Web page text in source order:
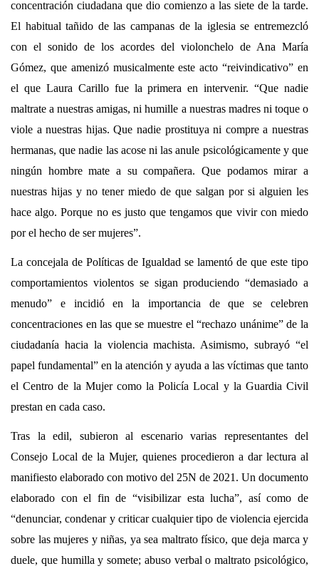
concentración ciudadana que dio comienzo a las siete de la tarde.
El habitual tañido de las campanas de la iglesia se entremezcló
con el sonido de los acordes del violonchelo de Ana María
Gómez, que amenizó musicalmente este acto “reivindicativo” en
el que Laura Carillo fue la primera en intervenir. “Que nadie
maltrate a nuestras amigas, ni humille a nuestras madres ni toque o
viole a nuestras hijas. Que nadie prostituya ni compre a nuestras
hermanas, que nadie las acose ni las anule psicológicamente y que
ningún hombre mate a su compañera. Que podamos mirar a
nuestras hijas y no tener miedo de que salgan por si alguien les
hace algo. Porque no es justo que tengamos que vivir con miedo
por el hecho de ser mujeres”.
La concejala de Políticas de Igualdad se lamentó de que este tipo
comportamientos violentos se sigan produciendo “demasiado a
menudo” e incidió en la importancia de que se celebren
concentraciones en las que se muestre el “rechazo unánime” de la
ciudadanía hacia la violencia machista. Asimismo, subrayó “el
papel fundamental” en la atención y ayuda a las víctimas que tanto
el Centro de la Mujer como la Policía Local y la Guardia Civil
prestan en cada caso.
Tras la edil, subieron al escenario varias representantes del
Consejo Local de la Mujer, quienes procedieron a dar lectura al
manifiesto elaborado con motivo del 25N de 2021. Un documento
elaborado con el fin de “visibilizar esta lucha”, así como de
“denunciar, condenar y criticar cualquier tipo de violencia ejercida
sobre las mujeres y niñas, ya sea maltrato físico, que deja marca y
duele, que humilla y somete; abuso verbal o maltrato psicológico,